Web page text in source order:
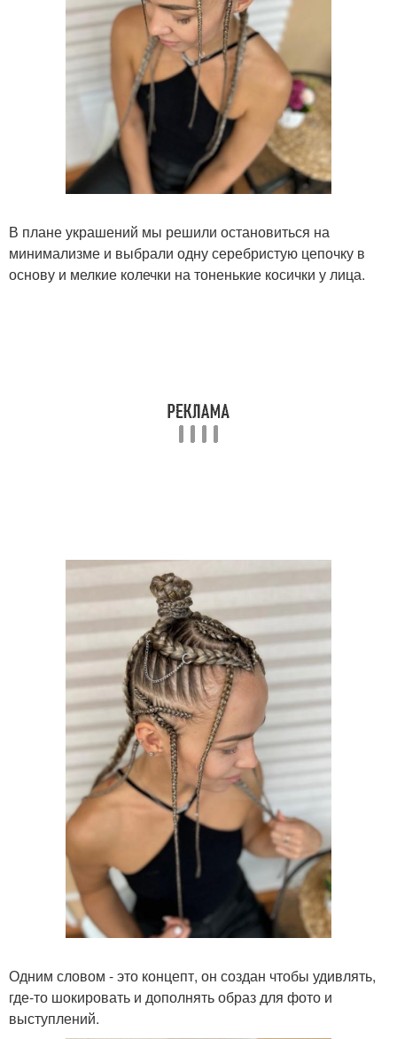
В плане украшений мы решили остановиться на
минимализме и выбрали одну серебристую цепочку в
основу и мелкие колечки на тоненькие косички у лица.
Одним словом - это концепт, он создан чтобы удивлять,
где-то шокировать и дополнять образ для фото и
выступлений.